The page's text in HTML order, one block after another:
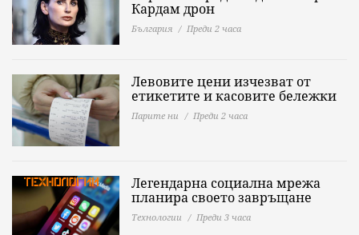
Кардам дрон
България Преди 2 часа
Левовите цени изчезват от
етикетите и касовите бележки
Парите ни Преди 2 часа
Легендарна социална мрежа
планира своето завръщане
Технологии Преди 3 часа